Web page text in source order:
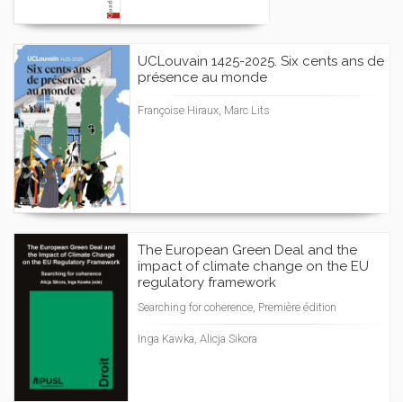
UCLouvain 1425-2025. Six cents ans de
présence au monde
Françoise Hiraux, Marc Lits
The European Green Deal and the
impact of climate change on the EU
regulatory framework
Searching for coherence, Première édition
Inga Kawka, Alicja Sikora